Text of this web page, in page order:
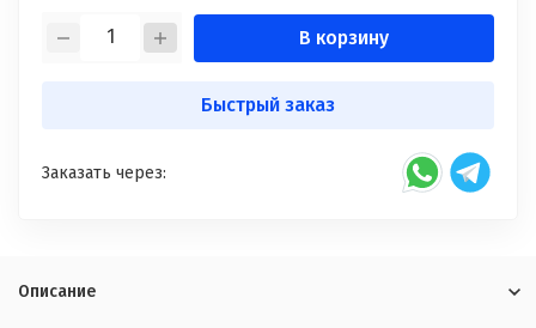
В корзину
Быстрый заказ
Заказать через:
Описание